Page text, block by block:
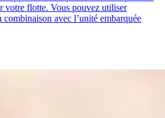
votre flotte. Vous pouvez utiliser
avec l’unité embarquée